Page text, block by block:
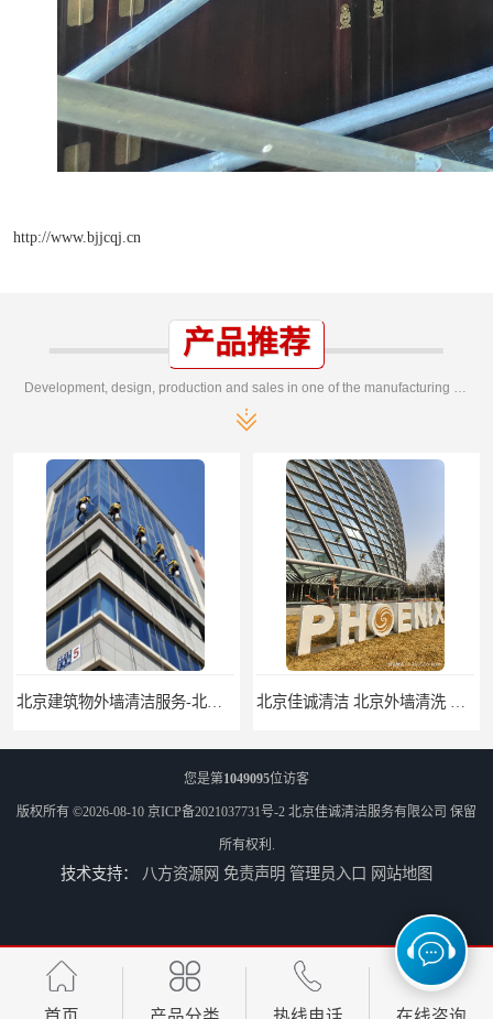
http://www.bjjcqj.cn
产品推荐
Development, design, production and sales in one of the manufacturing enterprises
北京建筑物外墙清洁服务-北京高空保洁服务公司-北京物业管理服务公司 北京佳诚清洁 北京外墙清洗 北京开荒保洁 玻璃幕墙清洗
北京高空作业保洁服务-北京物业管理公司-北京家政服务公司
您是第1049095位访客
版权所有 ©2026-08-10 京ICP备2021037731号-2 北京佳诚清洁服务有限公司 保留
所有权利.
技术支持： 八方资源网 免责声明 管理员入口 网站地图